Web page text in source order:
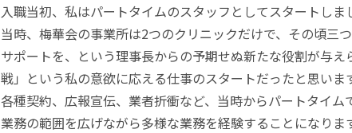
入職当初、私はパートタイムのスタッフとしてスタートしま
当時、梅華会の事業所は2つのクリニックだけで、その頃三
サポートを、という理事長からの予期せぬ新たな役割が与
戦」という私の意欲に応える仕事のスタートだったと思いま
各種契約、広報宣伝、業者折衝など、当時からパートタイ
業務の範囲を広げながら多様な業務を経験することになり